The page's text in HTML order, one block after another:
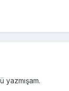
yazmışam.